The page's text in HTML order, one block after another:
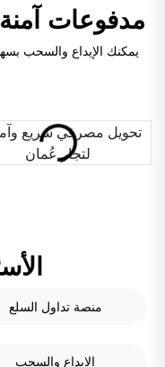
مدفوعات
يمكنك الإيداع والسحب
منصة تداول السلع
الإيداع والسحب